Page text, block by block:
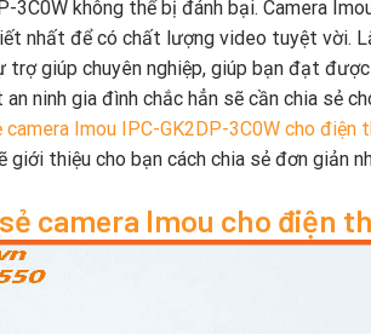
3C0W không thể bị đánh bại. Camera
nhất để có chất lượng video tuyệt vời.
trợ giúp chuyên nghiệp, giúp bạn đạt
ninh gia đình chắc hẳn sẽ cần chia sẻ
camera Imou IPC-GK2DP-3C0W cho điện
giới thiệu cho bạn cách chia sẻ đơn giản
camera Imou cho điện